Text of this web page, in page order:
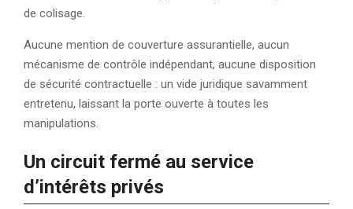
de colisage.
Aucune mention de couverture assurantielle, aucun
mécanisme de contrôle indépendant, aucune disposition
de sécurité contractuelle : un vide juridique savamment
entretenu, laissant la porte ouverte à toutes les
manipulations.
Un circuit fermé au service
d’intérêts privés